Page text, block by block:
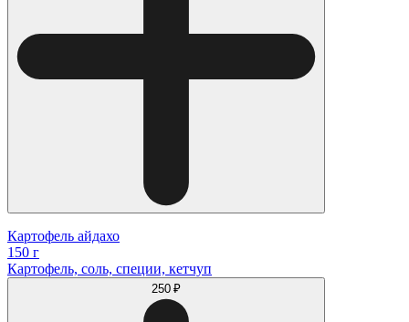
Картофель айдахо
150 г
Картофель, соль, специи, кетчуп
250 ₽